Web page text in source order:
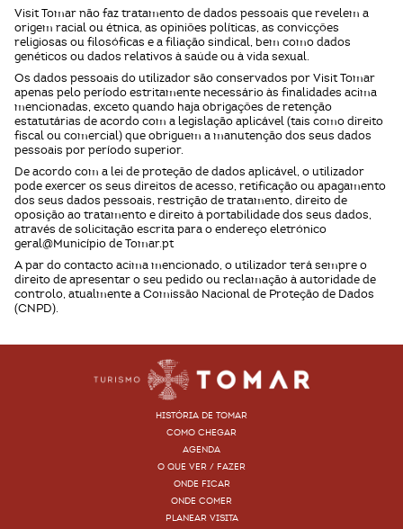
Visit Tomar não faz tratamento de dados pessoais que revelem a
origem racial ou étnica, as opiniões políticas, as convicções
religiosas ou filosóficas e a filiação sindical, bem como dados
genéticos ou dados relativos à saúde ou à vida sexual.
Os dados pessoais do utilizador são conservados por Visit Tomar
apenas pelo período estritamente necessário às finalidades acima
mencionadas, exceto quando haja obrigações de retenção
estatutárias de acordo com a legislação aplicável (tais como direito
fiscal ou comercial) que obriguem a manutenção dos seus dados
pessoais por período superior.
De acordo com a lei de proteção de dados aplicável, o utilizador
pode exercer os seus direitos de acesso, retificação ou apagamento
dos seus dados pessoais, restrição de tratamento, direito de
oposição ao tratamento e direito à portabilidade dos seus dados,
através de solicitação escrita para o endereço eletrónico
geral@Município de Tomar.pt
A par do contacto acima mencionado, o utilizador terá sempre o
direito de apresentar o seu pedido ou reclamação à autoridade de
controlo, atualmente a Comissão Nacional de Proteção de Dados
(CNPD).
HISTÓRIA DE TOMAR
COMO CHEGAR
AGENDA
O QUE VER / FAZER
ONDE FICAR
ONDE COMER
PLANEAR VISITA